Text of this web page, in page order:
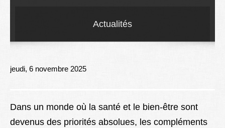
Better Health
Actualités
jeudi, 6 novembre 2025
Dans un monde où la santé et le bien-être sont
devenus des priorités absolues, les compléments